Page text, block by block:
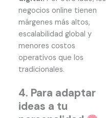
negocios online tienen
márgenes más altos,
escalabilidad global y
menores costos
operativos que los
tradicionales.
4. Para adaptar
ideas a tu